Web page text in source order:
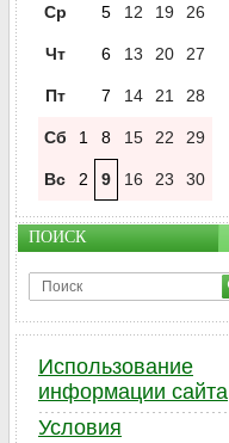
Ср 5 12 19 26
Чт 6 13 20 27
Пт 7 14 21 28
Сб 1 8 15 22 29
Вс 2 9 16 23 30
ПОИСК
Использование
информации сайта
Условия